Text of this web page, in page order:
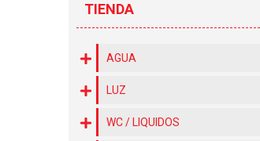
TIENDA
AGUA
LUZ
WC / LIQUIDOS